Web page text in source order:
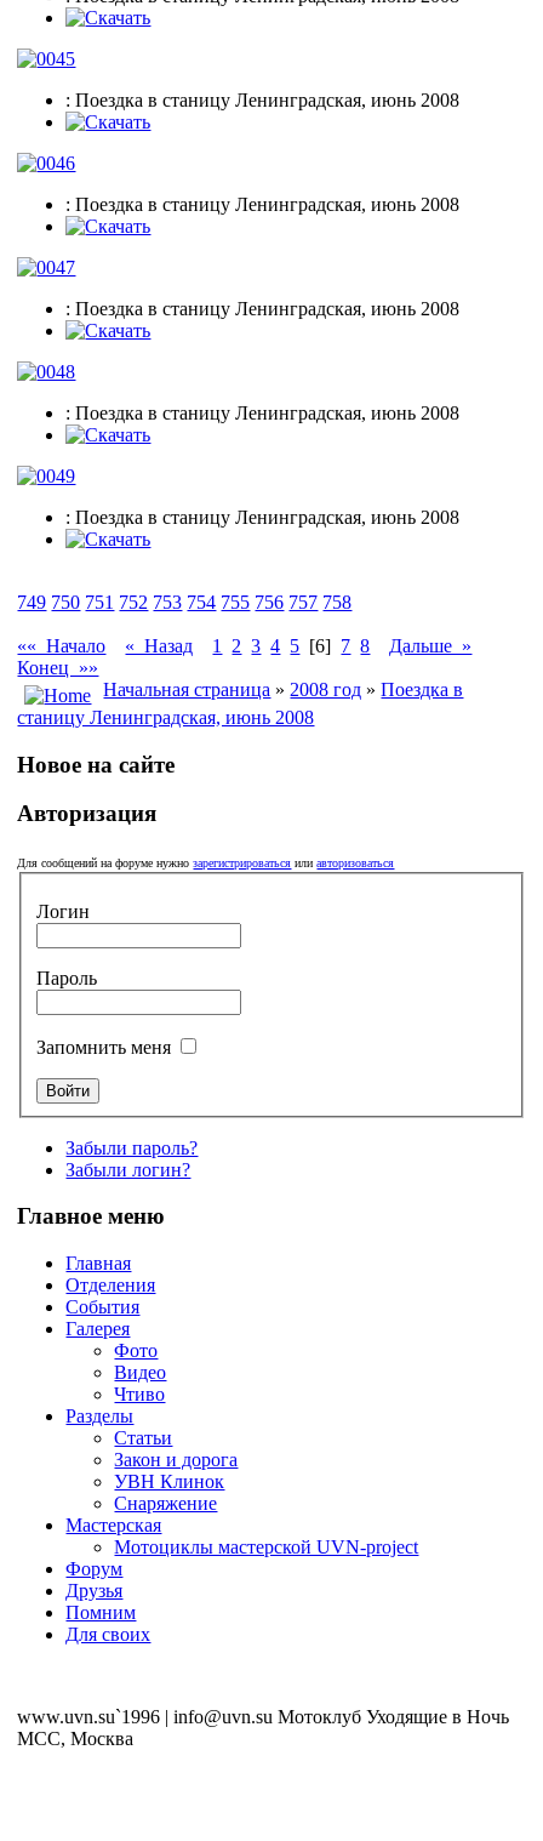
: Поездка в станицу Ленинградская, июнь 2008
: Поездка в станицу Ленинградская, июнь 2008
: Поездка в станицу Ленинградская, июнь 2008
: Поездка в станицу Ленинградская, июнь 2008
: Поездка в станицу Ленинградская, июнь 2008
749 750 751 752 753 754 755 756 757 758
«« Начало « Назад 1 2 3 4 5 [6] 7 8
Дальше »
Конец »»
Начальная страница » 2008 год »Поездка в
станицу Ленинградская, июнь 2008
Новое на сайте
Авторизация
Для сообщений на форуме нужнозарегистрироваться илиавторизоваться
Логин
Пароль
Запомнить меня
Забыли пароль?
Забыли логин?
Главное меню
Главная
Отделения
События
Галерея
Фото
Видео
Чтиво
Разделы
Статьи
Закон и дорога
УВН Клинок
Снаряжение
Мастерская
Мотоциклы мастерской UVN-project
Форум
Друзья
Помним
Для своих
www.uvn.su`1996 | info@uvn.su Мотоклуб Уходящие в Ночь
MCC, Москва